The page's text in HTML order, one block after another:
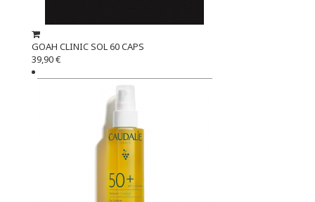
GOAH CLINIC SOL 60 CAPS
39,90 €